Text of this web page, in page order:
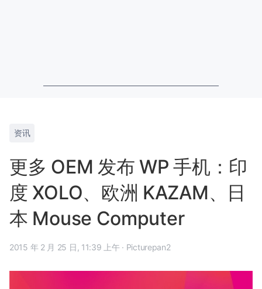
资讯
更多 OEM 发布 WP 手机：印
度 XOLO、欧洲 KAZAM、日
本 Mouse Computer
2015 年 2 月 25 日, 11:39 上午 · Picturepan2